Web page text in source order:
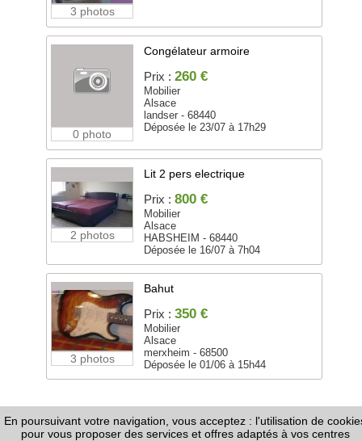
3 photos
0 photo
Congélateur armoire
Prix : 260 €
Mobilier
Alsace
landser - 68440
Déposée le 23/07 à 17h29
2 photos
Lit 2 pers electrique
Prix : 800 €
Mobilier
Alsace
HABSHEIM - 68440
Déposée le 16/07 à 7h04
3 photos
Bahut
Prix : 350 €
Mobilier
Alsace
merxheim - 68500
Déposée le 01/06 à 15h44
FAQ -Règles de Diffusion-Informations Légales /
En poursuivant votre navigation, vous acceptez : l'utilisation de
pour vous proposer des services et offres adaptés à vos centres